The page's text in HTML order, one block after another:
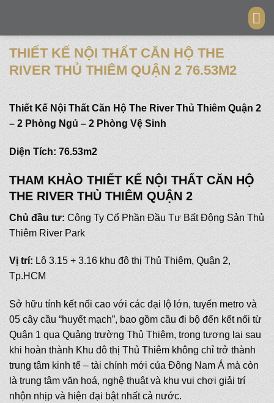
content
THIẾT KẾ NỘI THẤT CĂN HỘ THE
RIVER THỦ THIÊM QUẬN 2 76.53M2
Thiết Kế Nội Thất Căn Hộ The River Thủ Thiêm Quận 2
– 2 Phòng Ngủ – 2 Phòng Vệ Sinh
Diện Tích: 76.53m2
THAM KHẢO THIẾT KẾ NỘI THẤT CĂN HỘ
THE RIVER THỦ THIÊM QUẬN 2
Chủ đầu tư: Công Ty Cổ Phần Đầu Tư Bất Động Sản Thủ
Thiêm River Park
Vị trí: Lô 3.15 + 3.16 khu đô thị Thủ Thiêm, Quận 2,
Tp.HCM
Sở hữu tính kết nối cao với các đại lộ lớn, tuyến metro và
05 cây cầu “huyết mạch”, bao gồm cầu đi bộ đến kết nối từ
Quận 1 qua Quảng trường Thủ Thiêm, trong tương lai sau
khi hoàn thành Khu đô thị Thủ Thiêm không chỉ trở thành
trung tâm kinh tế – tài chính mới của Đông Nam Á mà còn
là trung tâm văn hoá, nghệ thuật và khu vui chơi giải trí
nhộn nhịp và hiện đại bật nhất cả nước.